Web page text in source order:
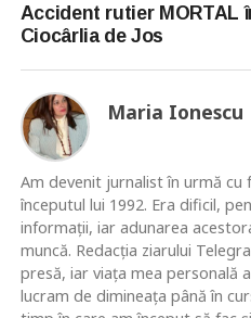
Accident rutier MORTAL
Ciocârlia de Jos
Maria Ionescu
Am devenit jurnalist în urmă cu
începutul lui 1992. Era dificil,
informaţii, iar adunarea
muncă. Redacţia ziarului
presă, iar viaţa mea personală
lucram de dimineaţa până în